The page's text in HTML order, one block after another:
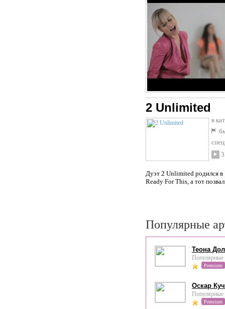
2 Unlimited
в
3
Дуэт 2 Unlimited родился в
Ready For This, а тот
Популярные
Теона
Популярные
Premium
Оскар
Популярные
Premium